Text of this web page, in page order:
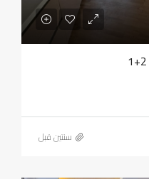
‏سنتين قبل